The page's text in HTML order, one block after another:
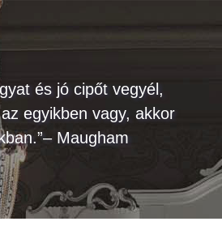
és jó cipőt vegyél,
egyikben vagy, akkor
Maugham